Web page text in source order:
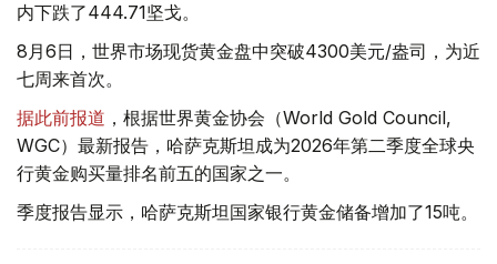
内下跌了444.71坚戈。
8月6日，世界市场现货黄金盘中突破4300美元/盎司，为近
七周来首次。
据此前报道 ，根据世界黄金协会（World Gold Council,
WGC）最新报告，哈萨克斯坦成为2026年第二季度全球央
行黄金购买量排名前五的国家之一。
季度报告显示，哈萨克斯坦国家银行黄金储备增加了15吨。